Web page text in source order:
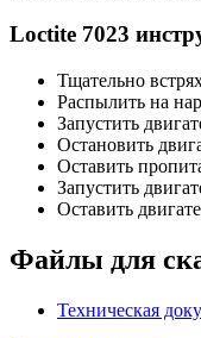
Loctite 7023
Тщательно
Распылить на
Запустить
Остановить
Оставить
Запустить
Оставить
Файлы для
Техническая